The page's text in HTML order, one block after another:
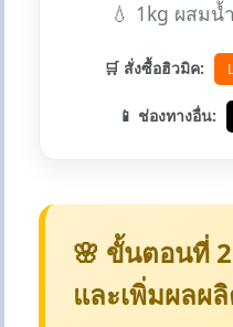
💧 1kg ผสมน้
🛒 สั่งซื้อฮิวมิค:
📱 ช่องทางอื่น:
🌸 ขั้นตอนที่
และเพิ่มผลผ